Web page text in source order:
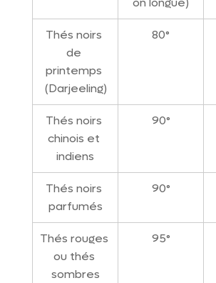
Thés noirs
de
printemps
(Darjeeling)
80°
Thés noirs
chinois et
indiens
90°
Thés noirs
parfumés
90°
Thés rouges
ou thés
sombres
95°